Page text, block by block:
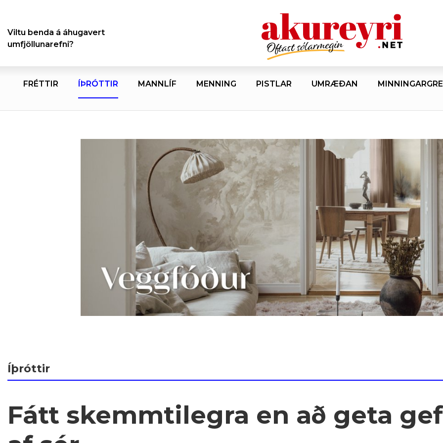
Viltu benda á áhugavert
umfjöllunarefni?
FRÉTTIR ÍÞRÓTTIR MANNLÍF MENNING PISTLAR UMRÆÐAN
Íþróttir
Fátt skemmtilegra en að geta